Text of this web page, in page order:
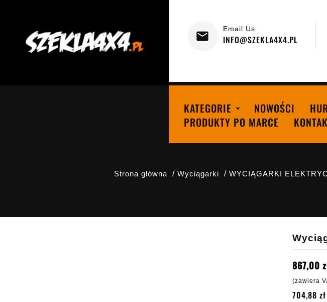
Email Us
INFO@SZEKLA4X4.PL
KATEGORIE NOWOŚCI
PRODUKTY PO MARCE
Strona główna Wyciągarki WYCIĄGARKI
867,00
(zawiera
704,88 zł